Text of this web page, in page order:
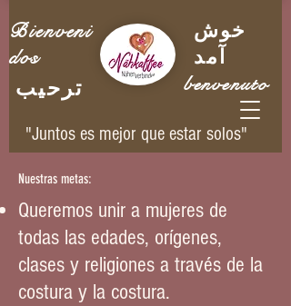
Bienveni
dos
ترحيب
خوش
آمد
benvenuto
"Juntos es mejor que estar solos"
Nuestras metas:
Queremos unir a mujeres de
todas las edades, orígenes,
clases y religiones a través de la
costura y la costura.